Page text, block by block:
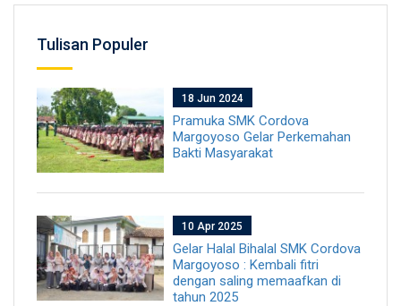
Tulisan Populer
18 Jun 2024
Pramuka SMK Cordova
Margoyoso Gelar Perkemahan
Bakti Masyarakat
10 Apr 2025
Gelar Halal Bihalal SMK Cordova
Margoyoso : Kembali fitri
dengan saling memaafkan di
tahun 2025